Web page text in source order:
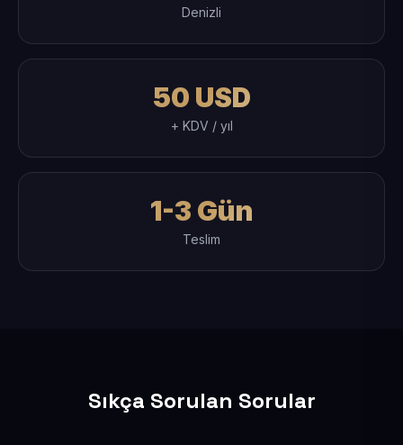
Denizli
50 USD
+ KDV / yıl
1-3 Gün
Teslim
Sıkça Sorulan Sorular